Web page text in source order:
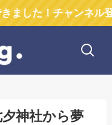
ャンネル登録お願い
神社から夢